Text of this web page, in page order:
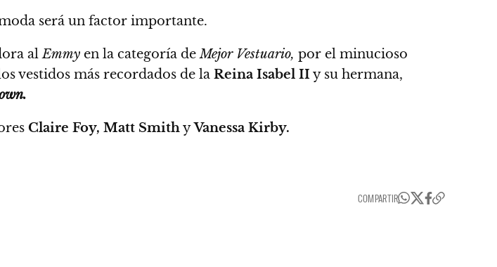
será un factor importante.
alEmmy en la categoría deMejor Vestuario, por el minucioso
vestidos más recordados de la Reina Isabel II y su hermana,
Claire Foy, Matt SmithyVanessa Kirby.
COMPARTIR